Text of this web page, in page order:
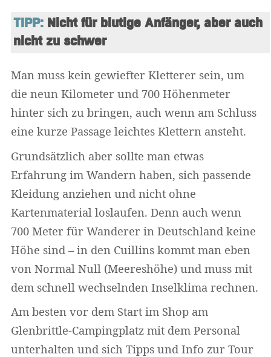
TIPP: Nicht für blutige Anfänger, aber auch
nicht zu schwer
Man muss kein gewiefter Kletterer sein, um
die neun Kilometer und 700 Höhenmeter
hinter sich zu bringen, auch wenn am Schluss
eine kurze Passage leichtes Klettern ansteht.
Grundsätzlich aber sollte man etwas
Erfahrung im Wandern haben, sich passende
Kleidung anziehen und nicht ohne
Kartenmaterial loslaufen. Denn auch wenn
700 Meter für Wanderer in Deutschland keine
Höhe sind – in den Cuillins kommt man eben
von Normal Null (Meereshöhe) und muss mit
dem schnell wechselnden Inselklima rechnen.
Am besten vor dem Start im Shop am
Glenbrittle-Campingplatz mit dem Personal
unterhalten und sich Tipps und Info zur Tour